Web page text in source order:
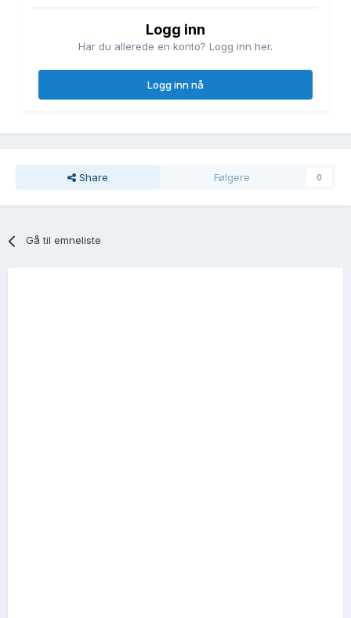
Logg inn
Har du allerede en konto? Logg inn her.
Logg inn nå
Share Følgere 0
Gå til emneliste